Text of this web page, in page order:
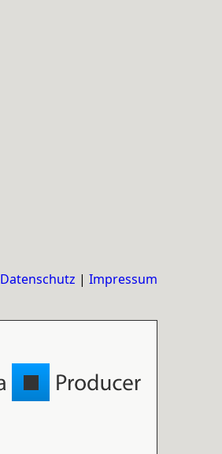
Datenschutz | Impressum